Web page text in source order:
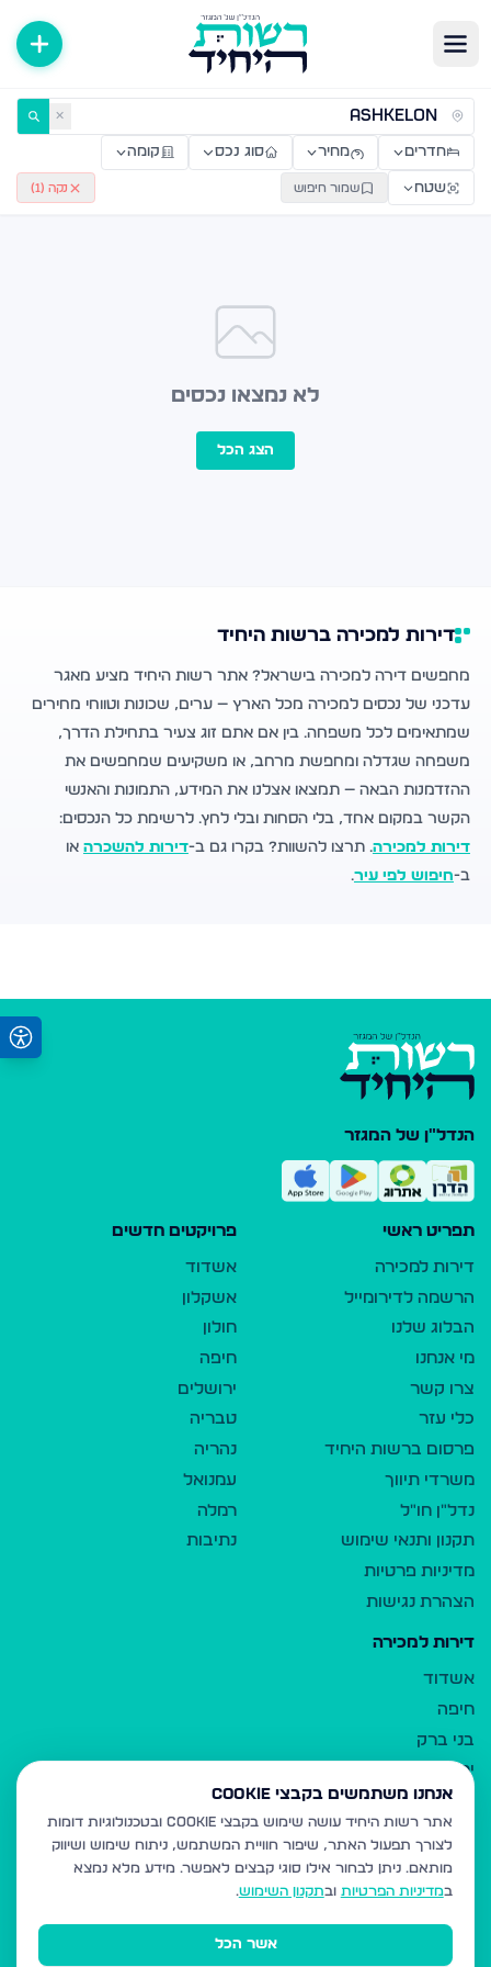
דירות למכירה ולהשכרה — רשות היחיד ✕
חדרים מחיר סוג נכס קומה
שטח שמור חיפוש נקה ( 1
)
לא נמצאו נכסים
הצג הכל
דירות למכירה ברשות היחיד
מחפשים דירה למכירה בישראל? אתר רשות היחיד מציע מאגר
עדכני של נכסים למכירה מכל הארץ — ערים, שכונות וטווחי מחירים
שמתאימים לכל משפחה. בין אם אתם זוג צעיר בתחילת הדרך,
משפחה שגדלה ומחפשת מרחב, או משקיעים שמחפשים את
ההזדמנות הבאה — תמצאו אצלנו את המידע, התמונות והאנשי
הקשר במקום אחד, בלי הסחות ובלי לחץ. לרשימת כל הנכסים:
דירות למכירה. תרצו להשוות? בקרו גם ב-דירות להשכרה או
ב-חיפוש לפי עיר.
הנדל"ן של המגזר
תפריט ראשי
דירות למכירה
הרשמה לדירומייל
הבלוג שלנו
מי אנחנו
צרו קשר
כלי עזר
פרסום ברשות היחיד
משרדי תיווך
נדל"ן חו"ל
תקנון ותנאי שימוש
מדיניות פרטיות
הצהרת נגישות
פרויקטים חדשים
אשדוד
אשקלון
חולון
חיפה
ירושלים
טבריה
נהריה
עמנואל
רמלה
נתיבות
דירות למכירה
אשדוד
חיפה
בני ברק
ירושלים
אלעד
גבעת זאב
בית שמש
רכסים
מודיעין עילית
אנחנו משתמשים בקבצי Cookie
אתר רשות היחיד עושה שימוש בקבצי Cookie ובטכנולוגיות דומות
לצורך תפעול האתר, שיפור חוויית המשתמש, ניתוח שימוש ושיווק
מותאם. ניתן לבחור אילו סוגי קבצים לאפשר. מידע מלא נמצא
במדיניות הפרטיות ובתקנון השימוש.
אשר הכל